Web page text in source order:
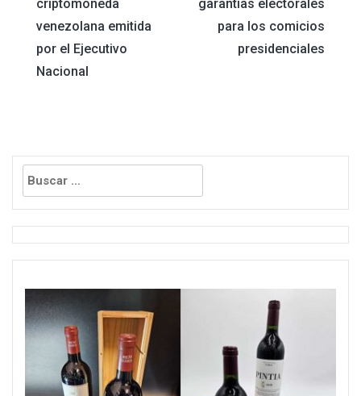
de
entradas
criptomoneda
venezolana emitida
por el Ejecutivo
Nacional
garantías electorales
para los comicios
presidenciales
Buscar: